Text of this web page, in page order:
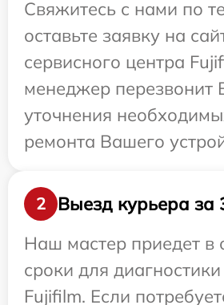
Свяжитесь с нами по
оставьте заявку на
сервисного центра
менеджер перезвонит
уточнения
ремонта Вашего
2
Выезд курьера за
Наш мастер приедет в
сроки для
Fujifilm. Если